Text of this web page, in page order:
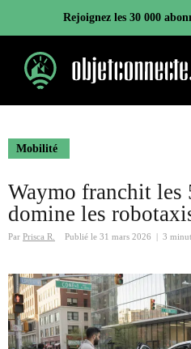
contenu
Rejoignez les 30 000
Mobilité
Waymo franchit les
domine les
Par Prisca R. Publié le 31 mars 2026 3